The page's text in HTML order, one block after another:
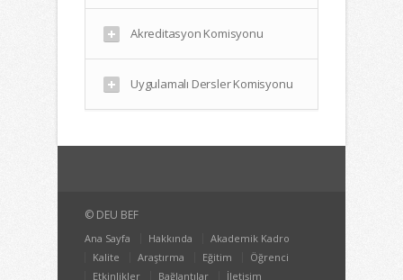
Akreditasyon Komisyonu
Uygulamalı Dersler Komisyonu
© DEU BEF
Ana Sayfa Hakkında
Akademik Kadro
Kalite
Araştırma Eğitim
Öğrenci
Etkinlikler
Bağlantılar İletişim